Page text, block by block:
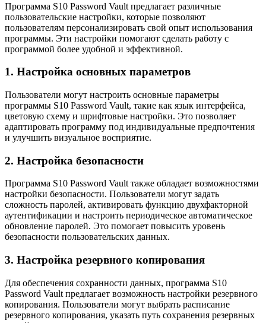
Программа S10 Password Vault предлагает различные
пользовательские настройки, которые позволяют
пользователям персонализировать свой опыт использования
программы. Эти настройки помогают сделать работу с
программой более удобной и эффективной.
1. Настройка основных параметров
Пользователи могут настроить основные параметры
программы S10 Password Vault, такие как язык интерфейса,
цветовую схему и шрифтовые настройки. Это позволяет
адаптировать программу под индивидуальные предпочтения
и улучшить визуальное восприятие.
2. Настройка безопасности
Программа S10 Password Vault также обладает возможностями
настройки безопасности. Пользователи могут задать
сложность паролей, активировать функцию двухфакторной
аутентификации и настроить периодическое автоматическое
обновление паролей. Это помогает повысить уровень
безопасности пользовательских данных.
3. Настройка резервного копирования
Для обеспечения сохранности данных, программа S10
Password Vault предлагает возможность настройки резервного
копирования. Пользователи могут выбрать расписание
резервного копирования, указать путь сохранения резервных